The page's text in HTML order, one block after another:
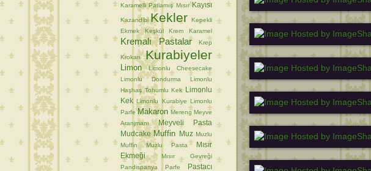
Karamelli Patlamış Mısır Kayısı
Kazandibi Kekler Kepekli
Ekmek
Keşkül Krem Karamel
Kremalı Pastalar Krep
Krokan Kurabiyeler
Limon
Limonlu Cheesecake
Limonlu Dondurma
Limonlu
Haşhaş Tohumlu Kek
Limonlu
Kek Limonlu Kurabiye Limonlu
Parfe Makaron Mereng Meyve
Aranjmanı
Meyveli Pasta
Mudcake Muffin Muz Muzlu
Muffin
Muzlu Pasta
Mısır
Ekmeği
Mısır Gevreği
Pandispanya
Parfe
Pastacı